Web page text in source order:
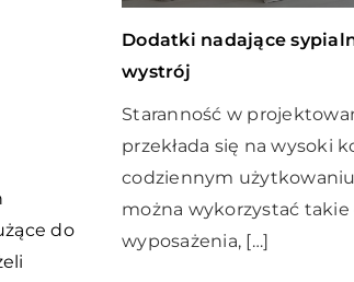
do
Dodatki nadające
wystrój
Staranność w
przekłada się na wysoki
codziennym
można wykorzystać
wyposażenia, […]